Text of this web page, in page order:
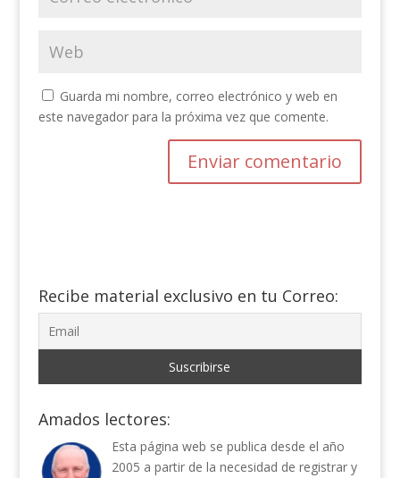
Guarda mi nombre, correo electrónico y web en
este navegador para la próxima vez que comente.
Recibe material exclusivo en tu Correo:
Amados lectores:
Esta página web se publica desde el año
2005 a partir de la necesidad de registrar y